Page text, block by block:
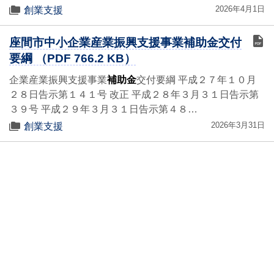
創業支援
2026年4月1日
座間市中小企業産業振興支援事業補助金交付
要綱 （PDF 766.2 KB）
企業産業振興支援事業補助金交付要綱 平成２７年１０月
２８日告示第１４１号 改正 平成２８年３月３１日告示第
３９号 平成２９年３月３１日告示第４８…
創業支援
2026年3月31日